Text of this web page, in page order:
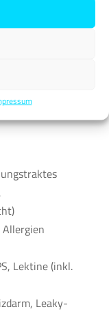
im
Beratung,
Lektine (inkl.
Leaky-